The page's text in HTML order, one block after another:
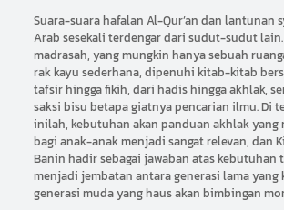
Suara-suara hafalan Al-Qur’an dan lantunan
Arab sesekali terdengar dari sudut-sudut
madrasah, yang mungkin hanya sebuah
rak kayu sederhana, dipenuhi kitab-kitab
tafsir hingga fikih, dari hadis hingga akhlak,
saksi bisu betapa giatnya pencarian ilmu. Di
inilah, kebutuhan akan panduan akhlak yang
bagi anak-anak menjadi sangat relevan, dan
Banin hadir sebagai jawaban atas kebutuhan
menjadi jembatan antara generasi lama yang
generasi muda yang haus akan bimbingan